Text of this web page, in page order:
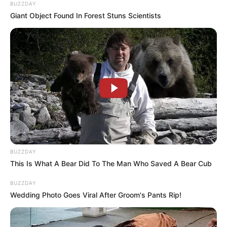
της πυροσβεστικής, ενώ νωρίτερα όχημα
εθελοντώντυλίχτηκε στις φλόγεςχωρίς
ωστόσο να πάθουν κάτι οι επιβαίνοντες.
Πυκνοί καπνοί έχουν σκεπάσει την περιοχή στο
Κοντοδεσπότι
Για μία ακόμα φορά από τηναρχή του
καλοκαιριού σήμανε συναγερμός στην
πυροσβεστική για φωτιά στην ευρύτερη
περιοχή των Ψαχνών.
BUZZDAY
Giant Object Found In Forest Stuns Scientists
BUZZDAY
This Is What A Bear Did To The Man Who Saved A Bear Cub
BUZZDAY
Wedding Photo Goes Viral After Groom's Pants Rip!